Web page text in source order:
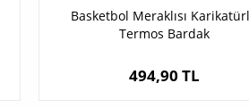
Basketbol Meraklısı
Termos Bardak
494,90 TL